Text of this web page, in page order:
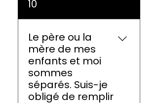
votre formulaire
d’inscription jusqu’au 31
mars inclusivement. Vous
trouverez le lien dans le
courriel de confirmation
reçu via Google Forms
(consultez vos
indésirables).
10
Le père ou la
mère de mes
enfants et moi
sommes
séparés. Suis-je
obligé de remplir